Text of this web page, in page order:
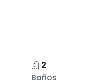
2
Baños